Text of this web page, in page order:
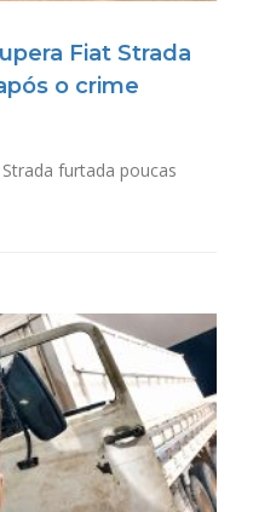
Fiat Strada
o crime
furtada poucas